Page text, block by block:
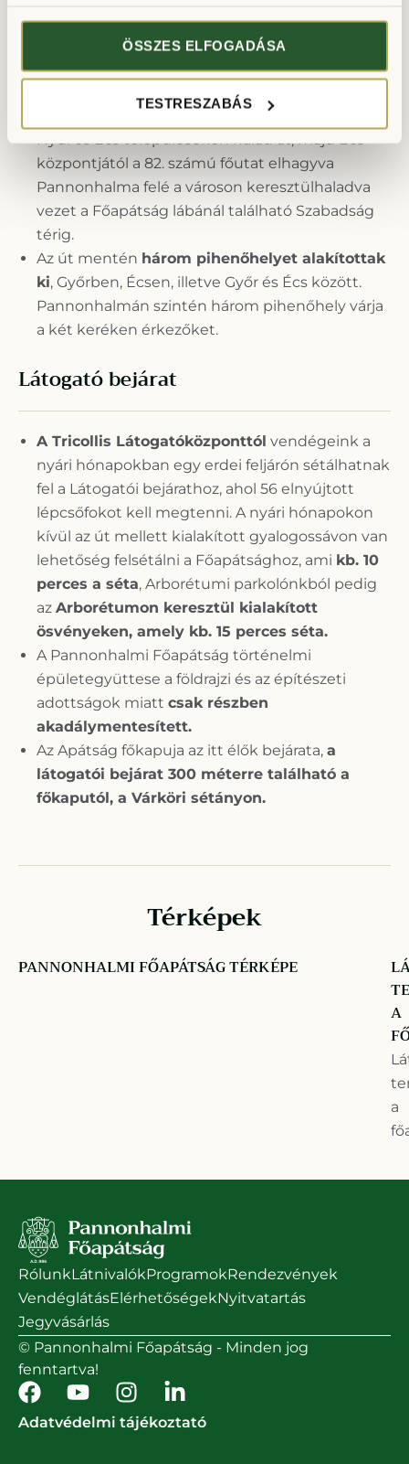
ÖSSZES ELFOGADÁSA
TESTRESZABÁS
Győrt és Pannonhalmát18,4 kilométeres, új
kerékpárútköti össze. A kerékpáros útvonal
Győrben a Szauter Ferenc utcai körforgalmi
csomóponttól indul. A 82. számú főút mentén
Nyúl és Écs településeken halad át, majd Écs
központjától a 82. számú főutat elhagyva
Pannonhalma felé a városon keresztülhaladva
vezet a Főapátság lábánál található Szabadság
térig.
Az út mentén három pihenőhelyet alakítottak
ki, Győrben, Écsen, illetve Győr és Écs között.
Pannonhalmán szintén három pihenőhely várja
a két keréken érkezőket.
Látogató bejárat
A Tricollis Látogatóközponttól vendégeink a
nyári hónapokban egy erdei feljárón sétálhatnak
fel a Látogatói bejárathoz, ahol 56 elnyújtott
lépcsőfokot kell megtenni. A nyári hónapokon
kívül az út mellett kialakított gyalogossávon van
lehetőség felsétálni a Főapátsághoz, ami kb. 10
perces a séta, Arborétumi parkolónkból pedig
az Arborétumon keresztül kialakított
ösvényeken, amely kb. 15 perces séta.
A Pannonhalmi Főapátság történelmi
épületegyüttese a földrajzi és az építészeti
adottságok miatt csak részben
akadálymentesített.
Az Apátság főkapuja az itt élők bejárata, a
látogatói bejárat 300 méterre található a
főkaputól, a Várköri sétányon.
Térképek
PANNONHALMI FŐAPÁTSÁG TÉRKÉPE
A
a
RólunkLátnivalókProgramokRendezvények
VendéglátásElérhetőségekNyitvatartás
Jegyvásárlás
© Pannonhalmi Főapátság - Minden jog
fenntartva!
Adatvédelmi tájékoztató